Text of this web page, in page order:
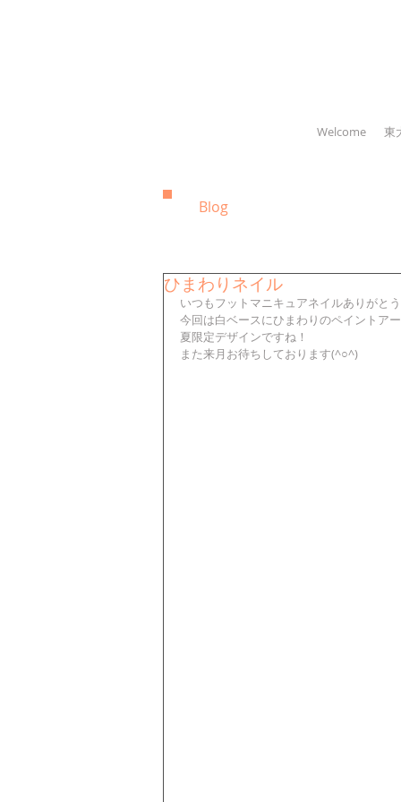
Welcome 東
Blog
ひまわりネイル
いつもフットマニキュアネイルありがと
今回は白ベースにひまわりのペイントア
夏限定デザインですね！
また来月お待ちしております(^○^)